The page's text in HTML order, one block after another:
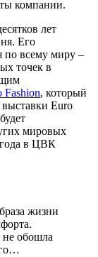
компании.
лет
Его
по всему миру –
точек в
Fashion, который
Euro
мировых
года в ЦВК
жизни
обошла